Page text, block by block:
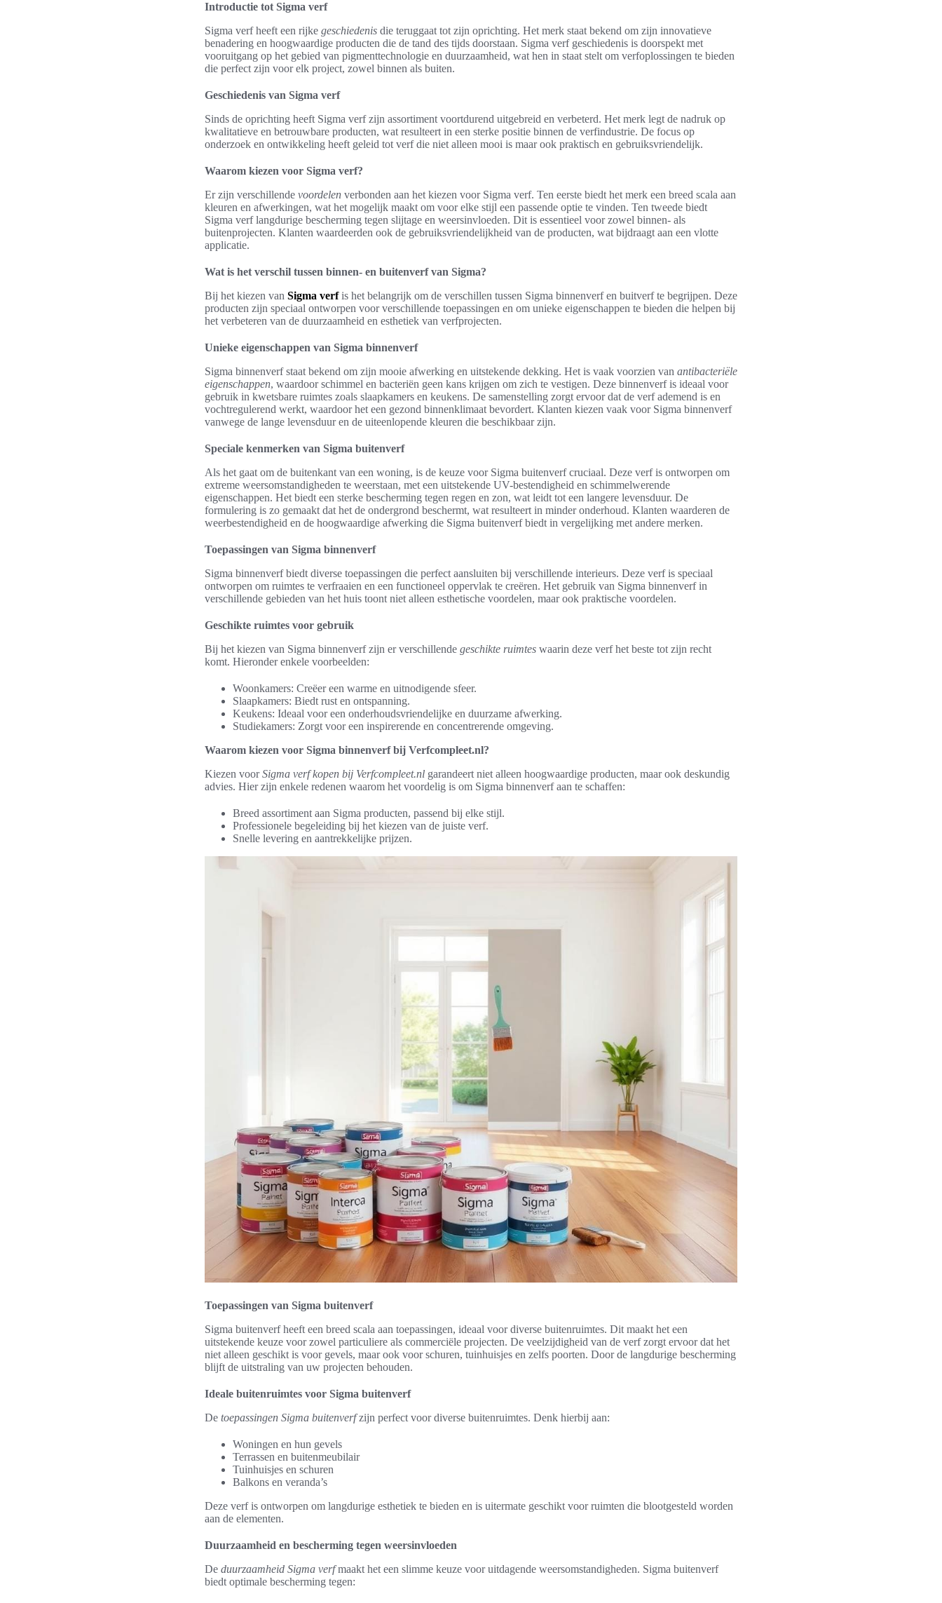
Introductie tot Sigma verf
Sigma verf heeft een rijke geschiedenis die teruggaat tot zijn oprichting. Het merk staat bekend om zijn innovatieve
benadering en hoogwaardige producten die de tand des tijds doorstaan. Sigma verf geschiedenis is doorspekt met
vooruitgang op het gebied van pigmenttechnologie en duurzaamheid, wat hen in staat stelt om verfoplossingen te bieden
die perfect zijn voor elk project, zowel binnen als buiten.
Geschiedenis van Sigma verf
Sinds de oprichting heeft Sigma verf zijn assortiment voortdurend uitgebreid en verbeterd. Het merk legt de nadruk op
kwalitatieve en betrouwbare producten, wat resulteert in een sterke positie binnen de verfindustrie. De focus op
onderzoek en ontwikkeling heeft geleid tot verf die niet alleen mooi is maar ook praktisch en gebruiksvriendelijk.
Waarom kiezen voor Sigma verf?
Er zijn verschillende voordelen verbonden aan het kiezen voor Sigma verf. Ten eerste biedt het merk een breed scala aan
kleuren en afwerkingen, wat het mogelijk maakt om voor elke stijl een passende optie te vinden. Ten tweede biedt
Sigma verf langdurige bescherming tegen slijtage en weersinvloeden. Dit is essentieel voor zowel binnen- als
buitenprojecten. Klanten waardeerden ook de gebruiksvriendelijkheid van de producten, wat bijdraagt aan een vlotte
applicatie.
Wat is het verschil tussen binnen- en buitenverf van Sigma?
Bij het kiezen van Sigma verfis het belangrijk om de verschillen tussen Sigma binnenverf en buitverf te begrijpen. Deze
producten zijn speciaal ontworpen voor verschillende toepassingen en om unieke eigenschappen te bieden die helpen bij
het verbeteren van de duurzaamheid en esthetiek van verfprojecten.
Unieke eigenschappen van Sigma binnenverf
Sigma binnenverf staat bekend om zijn mooie afwerking en uitstekende dekking. Het is vaak voorzien van antibacteriële
eigenschappen, waardoor schimmel en bacteriën geen kans krijgen om zich te vestigen. Deze binnenverf is ideaal voor
gebruik in kwetsbare ruimtes zoals slaapkamers en keukens. De samenstelling zorgt ervoor dat de verf ademend is en
vochtregulerend werkt, waardoor het een gezond binnenklimaat bevordert. Klanten kiezen vaak voor Sigma binnenverf
vanwege de lange levensduur en de uiteenlopende kleuren die beschikbaar zijn.
Speciale kenmerken van Sigma buitenverf
Als het gaat om de buitenkant van een woning, is de keuze voor Sigma buitenverf cruciaal. Deze verf is ontworpen om
extreme weersomstandigheden te weerstaan, met een uitstekende UV-bestendigheid en schimmelwerende
eigenschappen. Het biedt een sterke bescherming tegen regen en zon, wat leidt tot een langere levensduur. De
formulering is zo gemaakt dat het de ondergrond beschermt, wat resulteert in minder onderhoud. Klanten waarderen de
weerbestendigheid en de hoogwaardige afwerking die Sigma buitenverf biedt in vergelijking met andere merken.
Toepassingen van Sigma binnenverf
Sigma binnenverf biedt diverse toepassingen die perfect aansluiten bij verschillende interieurs. Deze verf is speciaal
ontworpen om ruimtes te verfraaien en een functioneel oppervlak te creëren. Het gebruik van Sigma binnenverf in
verschillende gebieden van het huis toont niet alleen esthetische voordelen, maar ook praktische voordelen.
Geschikte ruimtes voor gebruik
Bij het kiezen van Sigma binnenverf zijn er verschillende geschikte ruimtes waarin deze verf het beste tot zijn recht
komt. Hieronder enkele voorbeelden:
Woonkamers: Creëer een warme en uitnodigende sfeer.
Slaapkamers: Biedt rust en ontspanning.
Keukens: Ideaal voor een onderhoudsvriendelijke en duurzame afwerking.
Studiekamers: Zorgt voor een inspirerende en concentrerende omgeving.
Waarom kiezen voor Sigma binnenverf bij Verfcompleet.nl?
Kiezen voorSigma verf kopen bij Verfcompleet.nl garandeert niet alleen hoogwaardige producten, maar ook deskundig
advies. Hier zijn enkele redenen waarom het voordelig is om Sigma binnenverf aan te schaffen:
Breed assortiment aan Sigma producten, passend bij elke stijl.
Professionele begeleiding bij het kiezen van de juiste verf.
Snelle levering en aantrekkelijke prijzen.
Toepassingen van Sigma buitenverf
Sigma buitenverf heeft een breed scala aan toepassingen, ideaal voor diverse buitenruimtes. Dit maakt het een
uitstekende keuze voor zowel particuliere als commerciële projecten. De veelzijdigheid van de verf zorgt ervoor dat het
niet alleen geschikt is voor gevels, maar ook voor schuren, tuinhuisjes en zelfs poorten. Door de langdurige bescherming
blijft de uitstraling van uw projecten behouden.
Ideale buitenruimtes voor Sigma buitenverf
De toepassingen Sigma buitenverfzijn perfect voor diverse buitenruimtes. Denk hierbij aan:
Woningen en hun gevels
Terrassen en buitenmeubilair
Tuinhuisjes en schuren
Balkons en veranda’s
Deze verf is ontworpen om langdurige esthetiek te bieden en is uitermate geschikt voor ruimten die blootgesteld worden
aan de elementen.
Duurzaamheid en bescherming tegen weersinvloeden
De duurzaamheid Sigma verfmaakt het een slimme keuze voor uitdagende weersomstandigheden. Sigma buitenverf
biedt optimale bescherming tegen: